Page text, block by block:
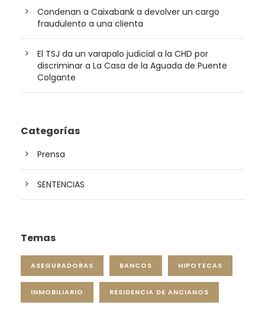
Condenan a Caixabank a devolver un cargo
fraudulento a una clienta
El TSJ da un varapalo judicial a la CHD por
discriminar a La Casa de la Aguada de Puente
Colgante
Categorías
Prensa
SENTENCIAS
Temas
ASEGURADORAS BANCOS HIPOTECAS
INMOBILIARIO RESIDENCIA DE ANCIANOS